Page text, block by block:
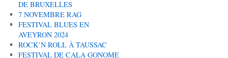
DE BRUXELLES
7 NOVEMBRE RAG
FESTIVAL BLUES EN
AVEYRON 2024
ROCK’N ROLL À TAUSSAC
FESTIVAL DE CALA GONOME